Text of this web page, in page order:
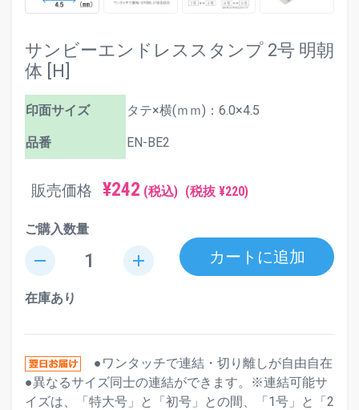
サンビーエンドレススタンプ 2号 明朝
体 [H]
印面サイズ タテ×横(ｍｍ)：6.0×4.5
品番 EN-BE2
販売価格 ¥242 (税込) (税抜 ¥220)
ご購入数量
remove add カートに追加
在庫あり
●ワンタッチで連結・切り離しが自由自在
●異なるサイズ同士の連結ができます。※連結可能サ
イズは、「特大号」と「初号」との間、「1号」と「2